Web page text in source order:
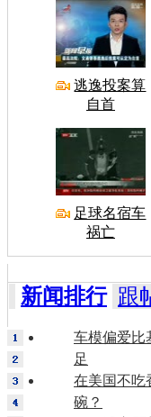
逃逸投案算
自首
足球名宿车
祸亡
新闻排行 跟
车模偏爱比
足
在美国不吃
碗？